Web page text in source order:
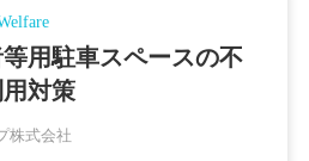
等用駐車スペースの不
対策
株式会社